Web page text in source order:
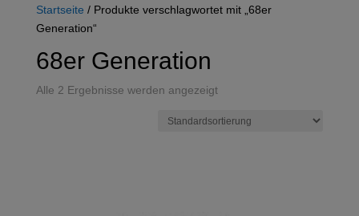
Startseite / Produkte verschlagwortet mit „68er
Generation“
68er Generation
Alle 2 Ergebnisse werden angezeigt